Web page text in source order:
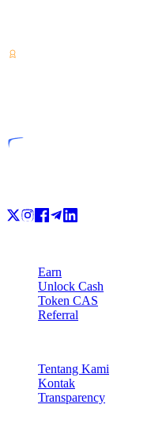
Earn
Unlock Cash
Token CAS
Referral
Tentang Kami
Kontak
Transparency